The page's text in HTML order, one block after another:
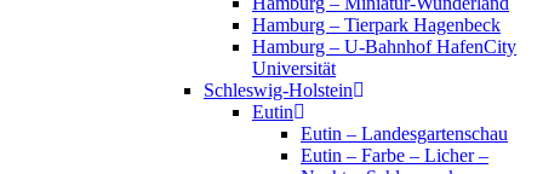
Hamburg – Tierpark Hagenbeck
Hamburg – U-Bahnhof HafenCity
Universität
Schleswig-Holstein
Eutin
Eutin – Landesgartenschau
Eutin – Farbe – Licher –